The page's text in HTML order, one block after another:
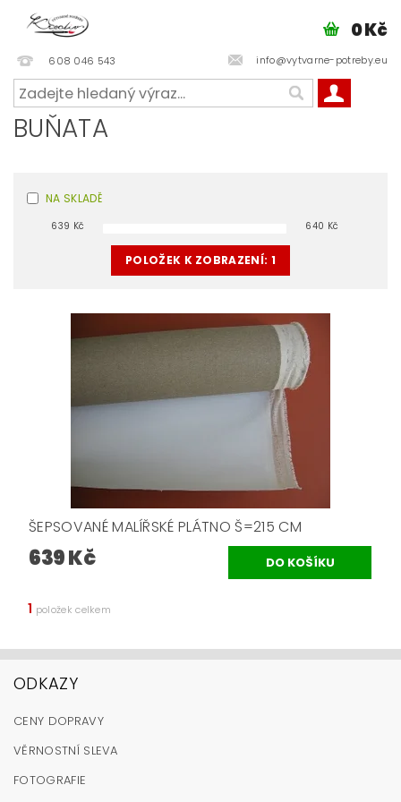
608 046 543 info@vytvarne-potreby.eu
0 Kč
BUŇATA
NA SKLADĚ
639 Kč 640 Kč
POLOŽEK K ZOBRAZENÍ: 1
ŠEPSOVANÉ MALÍŘSKÉ PLÁTNO Š=215 CM
639 Kč
1 položek celkem
ODKAZY
CENY DOPRAVY
VĚRNOSTNÍ SLEVA
FOTOGRAFIE